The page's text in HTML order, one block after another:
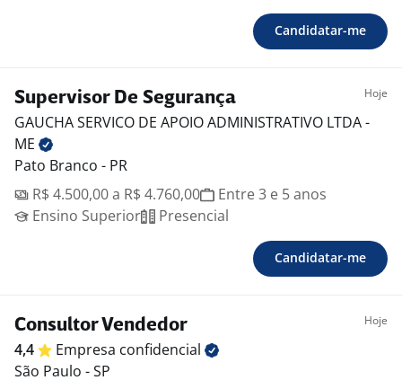
Candidatar-me
Supervisor De Segurança Hoje
GAUCHA SERVICO DE APOIO ADMINISTRATIVO LTDA -
ME
Pato Branco - PR
R$ 4.500,00 a R$ 4.760,00
Entre 3 e 5 anos
Ensino Superior
Presencial
Candidatar-me
Consultor Vendedor Hoje
4,4 Empresa confidencial
São Paulo - SP